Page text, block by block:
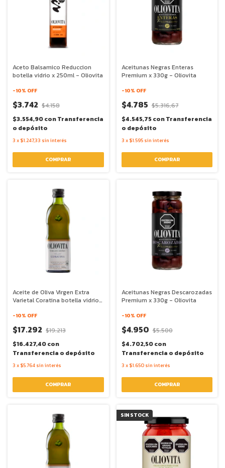
Aceto Balsamico Reduccion
botella vidrio x 250ml - Oliovita
-10% OFF
$3.742 $4.158
$3.554,90conTransferencia
o depósito
3 x $1.247,33 sin interés
Aceitunas Negras Enteras
Premium x 330g - Oliovita
-10% OFF
$4.785 $5.316,67
$4.545,75conTransferencia
o depósito
3 x $1.595 sin interés
Aceite de Oliva Virgen Extra
Varietal Coratina botella vidrio x
-10% OFF
$17.292 $19.213
$16.427,40con
Transferencia o depósito
3 x $5.764 sin interés
Aceitunas Negras Descarozadas
Premium x 330g - Oliovita
-10% OFF
$4.950 $5.500
$4.702,50con
Transferencia o depósito
3 x $1.650 sin interés
SIN STOCK